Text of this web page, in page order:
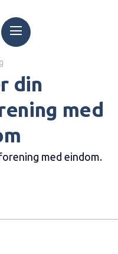
din
med
med eindom.